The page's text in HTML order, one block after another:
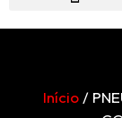
Início /